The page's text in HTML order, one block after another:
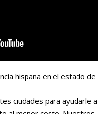
hispana en el estado de
ciudades para ayudarle a